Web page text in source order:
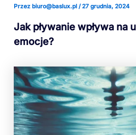
Przezbiuro@baslux.pl/27 grudnia, 2024
Jak pływanie wpływa na
emocje?